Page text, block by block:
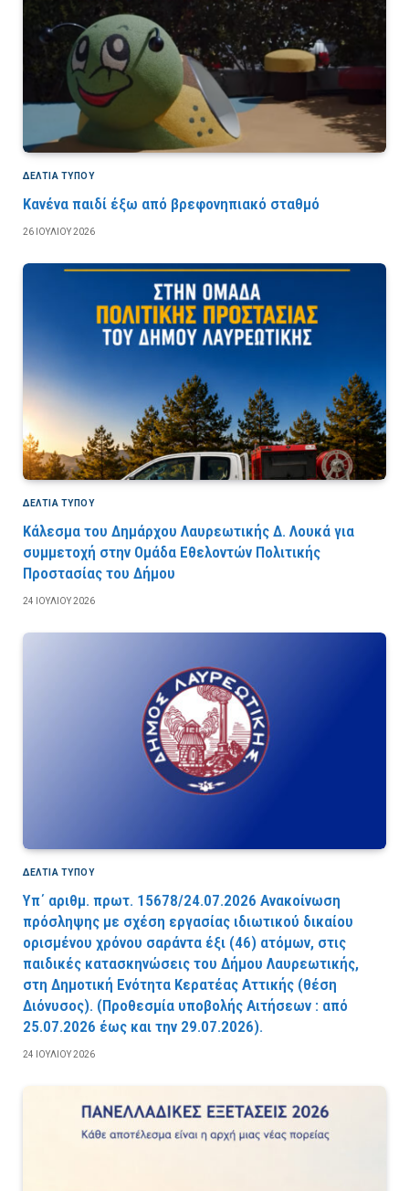
ΔΕΛΤΙΑ ΤΥΠΟΥ
Κανένα παιδί έξω από βρεφονηπιακό σταθμό
26 ΙΟΥΛΊΟΥ 2026
ΔΕΛΤΙΑ ΤΥΠΟΥ
Κάλεσμα του Δημάρχου Λαυρεωτικής Δ. Λουκά για
συμμετοχή στην Ομάδα Εθελοντών Πολιτικής
Προστασίας του Δήμου
24 ΙΟΥΛΊΟΥ 2026
ΔΕΛΤΙΑ ΤΥΠΟΥ
Υπ΄ αριθμ. πρωτ. 15678/24.07.2026 Ανακοίνωση
πρόσληψης με σχέση εργασίας ιδιωτικού δικαίου
ορισμένου χρόνου σαράντα έξι (46) ατόμων, στις
παιδικές κατασκηνώσεις του Δήμου Λαυρεωτικής,
στη Δημοτική Ενότητα Κερατέας Αττικής (θέση
Διόνυσος). (Προθεσμία υποβολής Αιτήσεων : από
25.07.2026 έως και την 29.07.2026).
24 ΙΟΥΛΊΟΥ 2026